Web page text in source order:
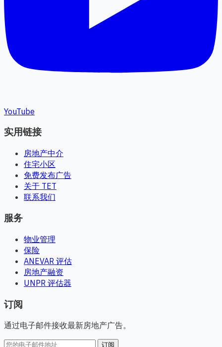
YouTube
实用链接
房地产中介
住宅小区
免费发布广告
关于 TET
联系我们
服务
物业管理
保险
ANEVAR 评估
房地产融资
UNPR 评估器
订阅
通过电子邮件接收最新房地产广告。
订阅